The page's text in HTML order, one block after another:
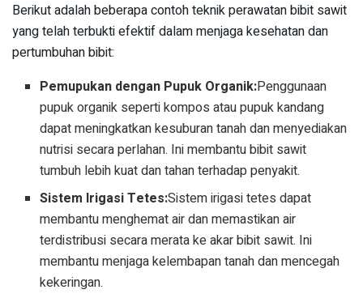
Berikut adalah beberapa contoh teknik perawatan bibit sawit
yang telah terbukti efektif dalam menjaga kesehatan dan
pertumbuhan bibit:
Pemupukan dengan Pupuk Organik:Penggunaan
pupuk organik seperti kompos atau pupuk kandang
dapat meningkatkan kesuburan tanah dan menyediakan
nutrisi secara perlahan. Ini membantu bibit sawit
tumbuh lebih kuat dan tahan terhadap penyakit.
Sistem Irigasi Tetes:Sistem irigasi tetes dapat
membantu menghemat air dan memastikan air
terdistribusi secara merata ke akar bibit sawit. Ini
membantu menjaga kelembapan tanah dan mencegah
kekeringan.